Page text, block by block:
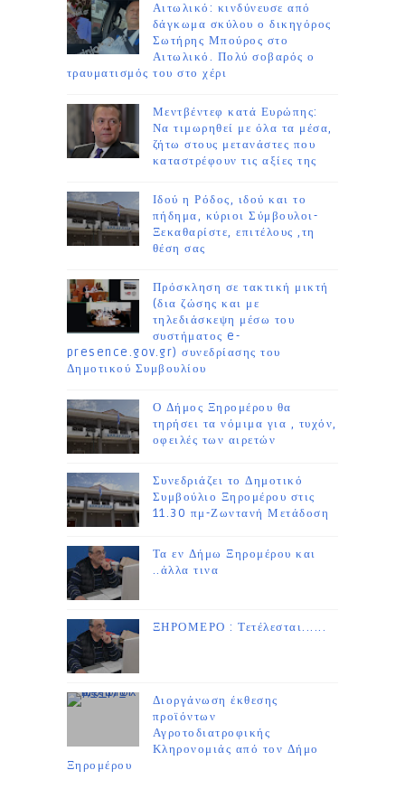
Αιτωλικό: κινδύνευσε από
δάγκωμα σκύλου ο δικηγόρος
Σωτήρης Μπούρος στο
Αιτωλικό. Πολύ σοβαρός ο
τραυματισμός του στο χέρι
Μεντβέντεφ κατά Ευρώπης:
Να τιμωρηθεί με όλα τα μέσα,
ζήτω στους μετανάστες που
καταστρέφουν τις αξίες της
Ιδού η Ρόδος, ιδού και το
πήδημα, κύριοι Σύμβουλοι-
Ξεκαθαρίστε, επιτέλους ,τη
θέση σας
Πρόσκληση σε τακτική μικτή
(δια ζώσης και με
τηλεδιάσκεψη μέσω του
συστήματος e-
presence.gov.gr) συνεδρίασης του
Δημοτικού Συμβουλίου
Ο Δήμος Ξηρομέρου θα
τηρήσει τα νόμιμα για , τυχόν,
οφειλές των αιρετών
Συνεδριάζει το Δημοτικό
Συμβούλιο Ξηρομέρου στις
11.30 πμ-Ζωντανή Μετάδοση
Τα εν Δήμω Ξηρομέρου και
..άλλα τινα
ΞΗΡΟΜΕΡΟ : Τετέλεσται......
Διοργάνωση έκθεσης
προϊόντων
Αγροτοδιατροφικής
Κληρονομιάς από τον Δήμο
Ξηρομέρου